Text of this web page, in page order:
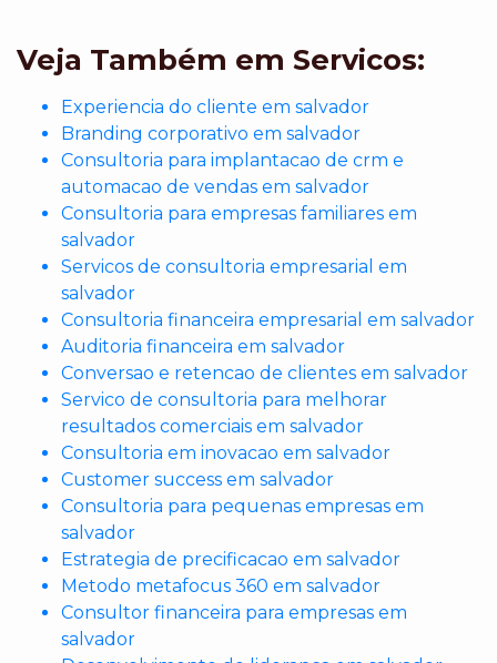
Veja Também em Servicos:
Experiencia do cliente em salvador
Branding corporativo em salvador
Consultoria para implantacao de crm e
automacao de vendas em salvador
Consultoria para empresas familiares em
salvador
Servicos de consultoria empresarial em
salvador
Consultoria financeira empresarial em salvador
Auditoria financeira em salvador
Conversao e retencao de clientes em salvador
Servico de consultoria para melhorar
resultados comerciais em salvador
Consultoria em inovacao em salvador
Customer success em salvador
Consultoria para pequenas empresas em
salvador
Estrategia de precificacao em salvador
Metodo metafocus 360 em salvador
Consultor financeira para empresas em
salvador